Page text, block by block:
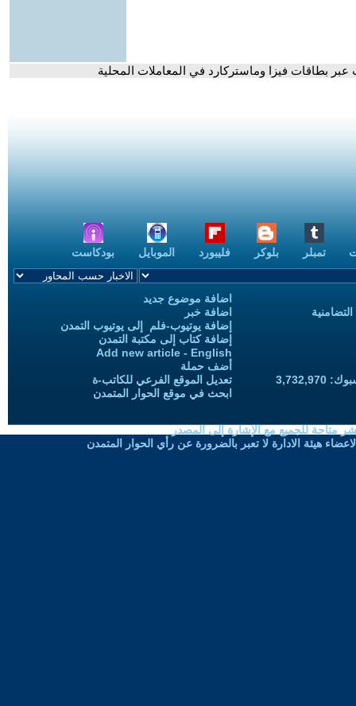
بطاقات فيزا وماستركارد في المعاملات المحلية
تمبلر بلوكر فليبورد الموبايل بودكاست
اضافة موضوع جديد
اضافة خبر
إضافة يوتيوب-فلم إلى يوتيوب التمدن
إضافة كتاب إلى مكتبة التمدن
Add new article - English
أضف حملة
تعديل الموقع الفرعي للكاتب-ة
ابحث في موقع الحوار المتمدن
متاحة للجميع مع الإشارة إلى المصدر
هيئة الادارة لا تعبر بالضرورة عن رأي الحوار المتمدن